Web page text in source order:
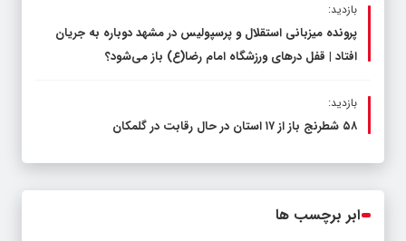
بازدید:
پرونده میزبانی استقلال و پرسپولیس در مشهد دوباره به جریان
افتاد | قفل در‌های ورزشگاه امام رضا(ع) باز می‌شود؟
بازدید:
۵۸ شطرنج‌ باز از ۱۷ استان در حال رقابت در گلمکان
ابر برچسب ها